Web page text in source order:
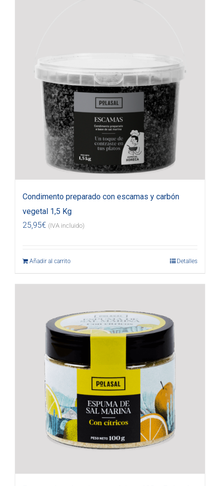
Condimento preparado con escamas y carbón
vegetal 1,5 Kg
25,95€ (IVA incluido)
Añadir al carrito Detalles